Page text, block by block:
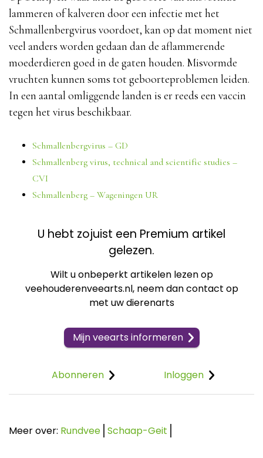
lammeren of kalveren door een infectie met het
Schmallenbergvirus voordoet, kan op dat moment niet
veel anders worden gedaan dan de aflammerende
moederdieren goed in de gaten houden. Misvormde
vruchten kunnen soms tot geboorteproblemen leiden.
In een aantal omliggende landen is er reeds een vaccin
tegen het virus beschikbaar.
Schmallenbergvirus – GD
Schmallenberg virus, technical and scientific studies –
CVI
Schmallenberg – Wageningen UR
U hebt zojuist een Premium artikel
gelezen.
Wilt u onbeperkt artikelen lezen op
veehouderenveearts.nl, neem dan contact op
met uw dierenarts
Mijn veearts informeren
Abonneren Inloggen
Meer over: Rundvee Schaap-Geit